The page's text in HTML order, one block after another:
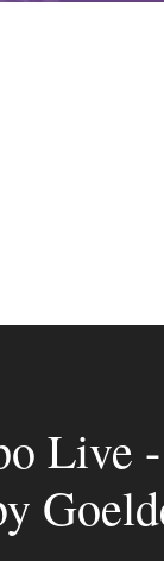
Live